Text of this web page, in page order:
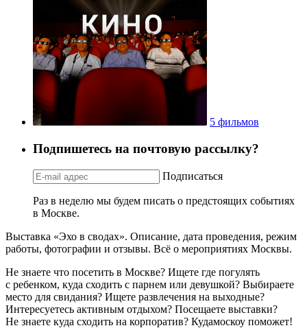
5 фильмов
Подпишетесь на почтовую рассылку?
Подписаться
Раз в неделю мы будем писать о предстоящих событиях
в Москве.
Выставка «Эхо в сводах». Описание, дата проведения, режим
работы, фотографии и отзывы. Всё о мероприятиях Москвы.
Не знаете что посетить в Москве? Ищете где погулять
с ребенком, куда сходить с парнем или девушкой? Выбираете
место для свидания? Ищете развлечения на выходные?
Интересуетесь активным отдыхом? Посещаете выставки?
Не знаете куда сходить на корпоратив? Кудамоскоу поможет!